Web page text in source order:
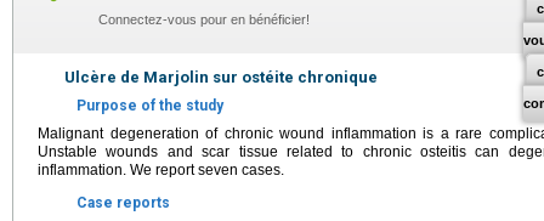
Connectez-vous pour en bénéficier!
Ulcère de Marjolin sur ostéite chronique
Purpose of the study
Malignant degeneration of chronic wound inflammation is a rare
Unstable wounds and scar tissue related to chronic osteitis can
inflammation. We report seven cases.
Case reports